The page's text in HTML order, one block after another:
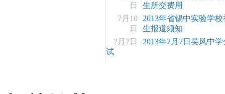
日
生所交费用
7月10
日
2013年省锡中实验学
生报道须知
7月7日
2013年7月7日吴风中
试